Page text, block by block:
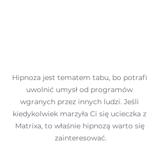
Hipnoza jest tematem tabu, bo potrafi
uwolnić umysł od programów
wgranych przez innych ludzi. Jeśli
kiedykolwiek marzyła Ci się ucieczka z
Matrixa, to właśnie hipnozą warto się
zainteresować.